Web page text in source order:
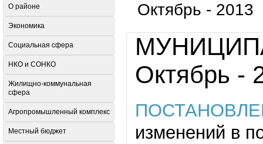
Октябрь - 2013
Октябрь -
изменений в
О районе
Экономика
Социальная сфера
НКО и СОНКО
Жилищно-коммунальная
сфера
Агропромышленный комплекс
Местный бюджет